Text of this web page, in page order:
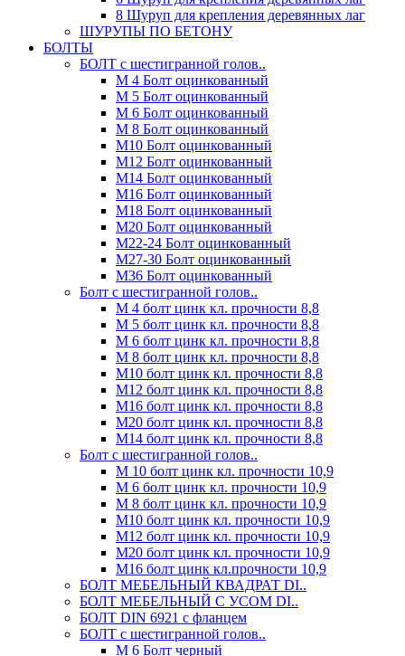
8 Шуруп для крепления деревянных лаг
ШУРУПЫ ПО БЕТОНУ
БОЛТЫ
БОЛТ с шестигранной голов..
М 4 Болт оцинкованный
М 5 Болт оцинкованный
М 6 Болт оцинкованный
М 8 Болт оцинкованный
М10 Болт оцинкованный
М12 Болт оцинкованный
М14 Болт оцинкованный
М16 Болт оцинкованный
М18 Болт оцинкованный
М20 Болт оцинкованный
М22-24 Болт оцинкованный
М27-30 Болт оцинкованный
М36 Болт оцинкованный
Болт с шестигранной голов..
М 4 болт цинк кл. прочности 8,8
М 5 болт цинк кл. прочности 8,8
М 6 болт цинк кл. прочности 8,8
М 8 болт цинк кл. прочности 8,8
М10 болт цинк кл. прочности 8,8
М12 болт цинк кл. прочности 8,8
М16 болт цинк кл. прочности 8,8
М20 болт цинк кл. прочности 8,8
М14 болт цинк кл. прочности 8,8
Болт с шестигранной голов..
М 10 болт цинк кл. прочности 10,9
М 6 болт цинк кл. прочности 10,9
М 8 болт цинк кл. прочности 10,9
М10 болт цинк кл. прочности 10,9
М12 болт цинк кл. прочности 10,9
М20 болт цинк кл. прочности 10,9
М16 болт цинк кл.прочности 10,9
БОЛТ МЕБЕЛЬНЫЙ КВАДРАТ DI..
БОЛТ МЕБЕЛЬНЫЙ С УСОМ DI..
БОЛТ DIN 6921 c фланцем
БОЛТ с шестигранной голов..
М 6 Болт черный